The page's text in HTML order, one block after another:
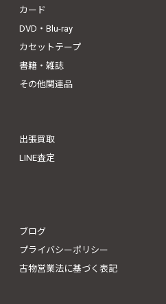
カード
DVD・Blu-ray
カセットテープ
書籍・雑誌
その他関連品
出張買取
LINE査定
ブログ
プライバシーポリシー
古物営業法に基づく表記